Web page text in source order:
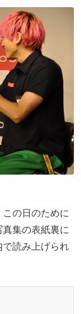
の日のために
集の表紙裏に
読み上げられ